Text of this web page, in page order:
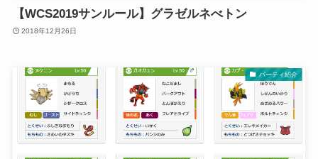
【WCS2019サンルール】グラゼルネべトン
2018年12月26日
パーティ紹介